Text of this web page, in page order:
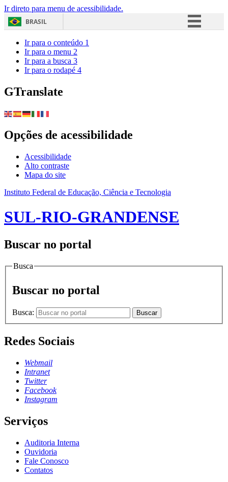
Ir direto para menu de acessibilidade.
BRASIL
Ir para o conteúdo 1
Ir para o menu 2
Ir para a busca 3
Ir para o rodapé 4
GTranslate
Opções de acessibilidade
Acessibilidade
Alto contraste
Mapa do site
Instituto Federal de Educação, Ciência e Tecnologia
SUL-RIO-GRANDENSE
Buscar no portal
Busca
Buscar no portal
Busca: Buscar
Redes Sociais
Webmail
Intranet
Twitter
Facebook
Instagram
Serviços
Auditoria Interna
Ouvidoria
Fale Conosco
Contatos